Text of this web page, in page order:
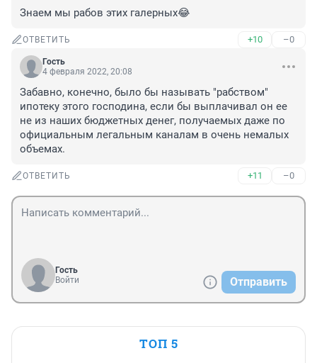
Знаем мы рабов этих галерных😂
ОТВЕТИТЬ +10 –0
Гость
4 февраля 2022, 20:08
Забавно, конечно, было бы называть "рабством"
ипотеку этого господина, если бы выплачивал он ее
не из наших бюджетных денег, получаемых даже по
официальным легальным каналам в очень немалых
объемах.
ОТВЕТИТЬ +11 –0
Гость
Войти
Отправить
ТОП 5